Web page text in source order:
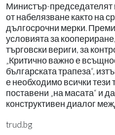
Министър-председателят
от набелязване както на
дългосрочни мерки.
условията за
търговски вериги, за
„Критично важно е
българската трапеза“,
е необходимо всички тези
поставени „на масата“ и
конструктивен диалог
trud.bg